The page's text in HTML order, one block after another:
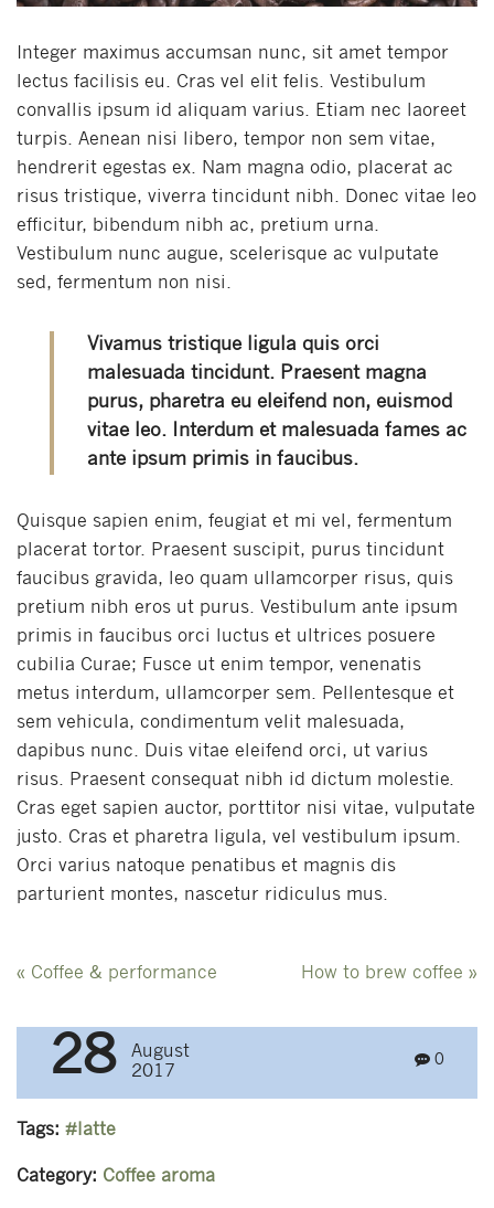
Integer maximus accumsan nunc, sit amet tempor
lectus facilisis eu. Cras vel elit felis. Vestibulum
convallis ipsum id aliquam varius. Etiam nec laoreet
turpis. Aenean nisi libero, tempor non sem vitae,
hendrerit egestas ex. Nam magna odio, placerat ac
risus tristique, viverra tincidunt nibh. Donec vitae leo
efficitur, bibendum nibh ac, pretium urna.
Vestibulum nunc augue, scelerisque ac vulputate
sed, fermentum non nisi.
Vivamus tristique ligula quis orci
malesuada tincidunt. Praesent magna
purus, pharetra eu eleifend non, euismod
vitae leo. Interdum et malesuada fames ac
ante ipsum primis in faucibus.
Quisque sapien enim, feugiat et mi vel, fermentum
placerat tortor. Praesent suscipit, purus tincidunt
faucibus gravida, leo quam ullamcorper risus, quis
pretium nibh eros ut purus. Vestibulum ante ipsum
primis in faucibus orci luctus et ultrices posuere
cubilia Curae; Fusce ut enim tempor, venenatis
metus interdum, ullamcorper sem. Pellentesque et
sem vehicula, condimentum velit malesuada,
dapibus nunc. Duis vitae eleifend orci, ut varius
risus. Praesent consequat nibh id dictum molestie.
Cras eget sapien auctor, porttitor nisi vitae, vulputate
justo. Cras et pharetra ligula, vel vestibulum ipsum.
Orci varius natoque penatibus et magnis dis
parturient montes, nascetur ridiculus mus.
Post
« Coffee & performance How to brew coffee »
28
August
2017
0
Tags: latte
Category: Coffee aroma